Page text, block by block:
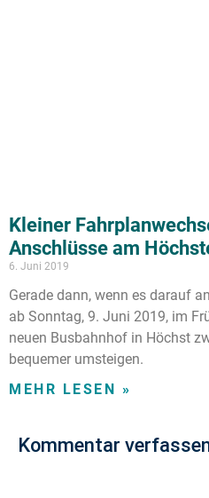
Kleiner
Anschlüsse am
6. Juni 2019
Gerade dann, wenn es darauf
ab Sonntag, 9. Juni 2019, im
neuen Busbahnhof in Höchst
bequemer umsteigen.
MEHR LESEN »
Kommentar